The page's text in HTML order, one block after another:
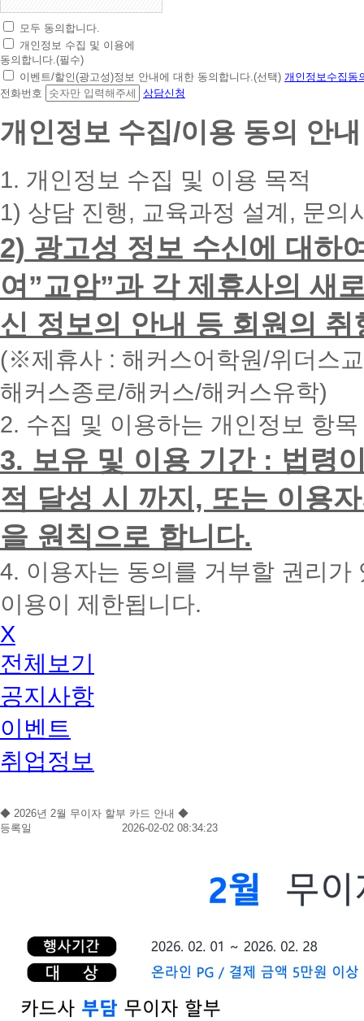
초
간
편
상
담
청
대
폰
입
력
시
면
빠
른
간
내
에
화
드
리
겠
습
니
다.
모두 동의합니다.
개인정보 수집 및 이용에
동의합니다.(필수)
이벤트/할인(광고성)정보 안내에 대한 동의합니다.(선택) 개인정보수집동
전화번호
상담신청
개인정보 수집/이용 동의 안내
1. 개인정보 수집 및 이용 목적
1) 상담 진행, 교육과정 설계, 문의
2) 광고성 정보 수신에 대하
여”교암”과 각 제휴사의 새
신 정보의 안내 등 회원의
(※제휴사 : 해커스어학원/위더스
해커스종로/해커스/해커스유학)
2. 수집 및 이용하는 개인정보 항
3. 보유 및 이용 기간 : 법령
적 달성 시 까지, 또는 이용
을 원칙으로 합니다.
4. 이용자는 동의를 거부할 권리
이용이 제한됩니다.
X
전체보기
공지사항
이벤트
취업정보
◆ 2026년 2월 무이자 할부 카드 안내 ◆
등록일
2026-02-02 08:34:23